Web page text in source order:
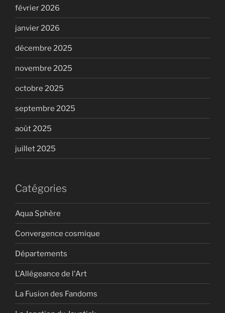
février 2026
janvier 2026
décembre 2025
novembre 2025
octobre 2025
septembre 2025
août 2025
juillet 2025
Catégories
Aqua Sphère
Convergence cosmique
Départements
L'Allégeance de l'Art
La Fusion des Fandoms